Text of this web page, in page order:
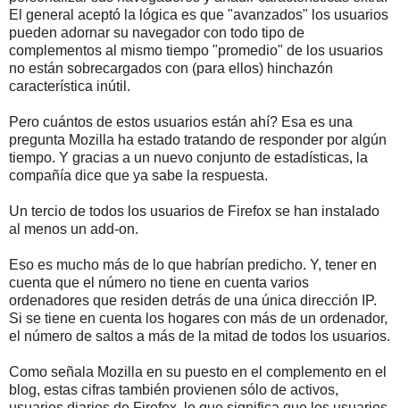
El general aceptó la lógica es que "avanzados" los usuarios
pueden adornar su navegador con todo tipo de
complementos al mismo tiempo "promedio" de los usuarios
no están sobrecargados con (para ellos) hinchazón
característica inútil.
Pero cuántos de estos usuarios están ahí? Esa es una
pregunta Mozilla ha estado tratando de responder por algún
tiempo. Y gracias a un nuevo conjunto de estadísticas, la
compañía dice que ya sabe la respuesta.
Un tercio de todos los usuarios de Firefox se han instalado
al menos un add-on.
Eso es mucho más de lo que habrían predicho. Y, tener en
cuenta que el número no tiene en cuenta varios
ordenadores que residen detrás de una única dirección IP.
Si se tiene en cuenta los hogares con más de un ordenador,
el número de saltos a más de la mitad de todos los usuarios.
Como señala Mozilla en su puesto en el complemento en el
blog, estas cifras también provienen sólo de activos,